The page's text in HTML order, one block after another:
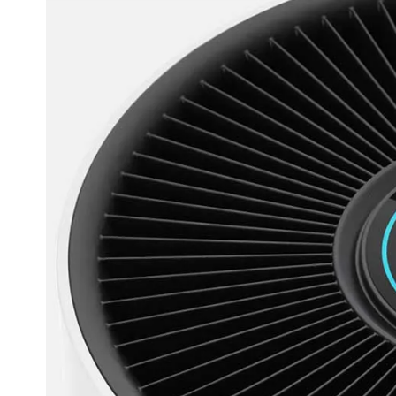
savoir sur
Qu’est-ce que